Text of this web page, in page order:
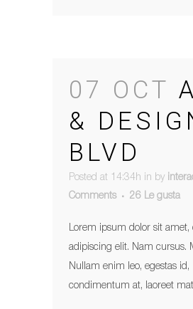
07 OCT
&
BLVD
Posted at 14:34h in by
Comments
26 Le gusta
Lorem ipsum dolor sit amet,
adipiscing elit. Nam cursus.
Nullam enim leo, egestas id,
condimentum at, laoreet